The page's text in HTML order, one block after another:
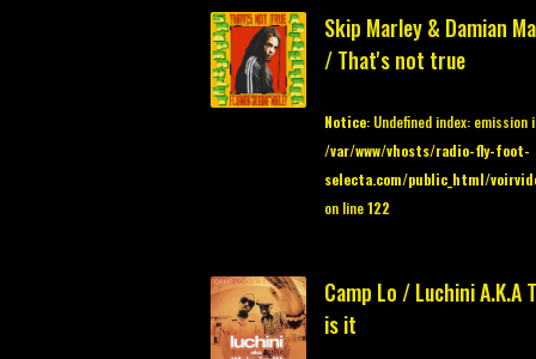
Skip Marley & Damian
/ That's not true
Notice: Undefined index: emission
/var/www/vhosts/radio-fly-foot-
selecta.com/public_html/
on line122
Camp Lo / Luchini A.K.A
is it